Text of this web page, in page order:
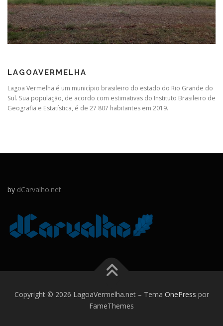
LAGOAVERMELHA
Lagoa Vermelha é um município brasileiro do estado do Rio Grande do
Sul. Sua população, de acordo com estimativas do Instituto Brasileiro de
Geografia e Estatística, é de 27 807 habitantes em 2019.
by dCarvalho.net
Copyright © 2026 LagoaVermelha.net – Tema OnePress por
FameThemes